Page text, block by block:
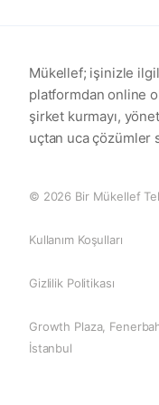
Mükellef; işinizle
platformdan online
şirket kurmayı,
uçtan uca çözümler
© 2026 Bir Mükellef
Kullanım Koşulları
Gizlilik Politikası
Growth Plaza,
İstanbul